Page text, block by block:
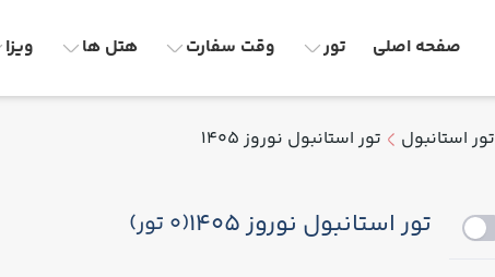
صفحه اصلی تور وقت سفارت هتل ها ویزا
تور استانبول تور استانبول نوروز 1405
تور استانبول نوروز 1405 (0 تور)